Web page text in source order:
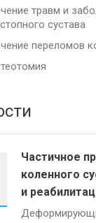
травм и
сустава
переломов
Частичное
коленного
и